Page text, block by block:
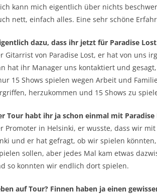
kann mich eigentlich über nichts
nett, einfach alles. Eine sehr schöne
dazu, dass ihr jetzt für Paradise
Gitarrist von Paradise Lost, er hat von uns
hat ihr Manager uns kontaktiert und
15 Shows spielen wegen Arbeit und
herzukommen und 15 Shows zu
Tour habt ihr ja schon einmal mit
Promoter in Helsinki, er wusste, dass wir
und er hat gefragt, ob wir spielen
sollen, aber jedes Mal kam etwas
so konnten wir endlich dort spielen.
auf Tour? Finnen haben ja einen